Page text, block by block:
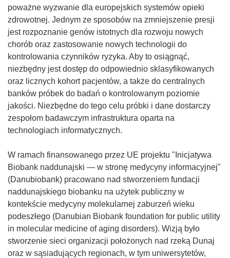
poważne wyzwanie dla europejskich systemów opieki
zdrowotnej. Jednym ze sposobów na zmniejszenie presji
jest rozpoznanie genów istotnych dla rozwoju nowych
chorób oraz zastosowanie nowych technologii do
kontrolowania czynników ryzyka. Aby to osiągnąć,
niezbędny jest dostęp do odpowiednio sklasyfikowanych
oraz licznych kohort pacjentów, a także do centralnych
banków próbek do badań o kontrolowanym poziomie
jakości. Niezbędne do tego celu próbki i dane dostarczy
zespołom badawczym infrastruktura oparta na
technologiach informatycznych.
W ramach finansowanego przez UE projektu "Inicjatywa
Biobank naddunajski — w stronę medycyny informacyjnej"
(Danubiobank) pracowano nad stworzeniem fundacji
naddunajskiego biobanku na użytek publiczny w
kontekście medycyny molekularnej zaburzeń wieku
podeszłego (Danubian Biobank foundation for public utility
in molecular medicine of aging disorders). Wizją było
stworzenie sieci organizacji położonych nad rzeką Dunaj
oraz w sąsiadujących regionach, w tym uniwersytetów,